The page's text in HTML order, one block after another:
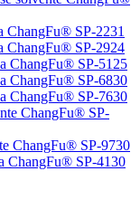
ChangFu® SP-2231
ChangFu® SP-2924
ChangFu® SP-5125
ChangFu® SP-6830
ChangFu® SP-7630
ChangFu® SP-
ChangFu® SP-9730
ChangFu® SP-4130